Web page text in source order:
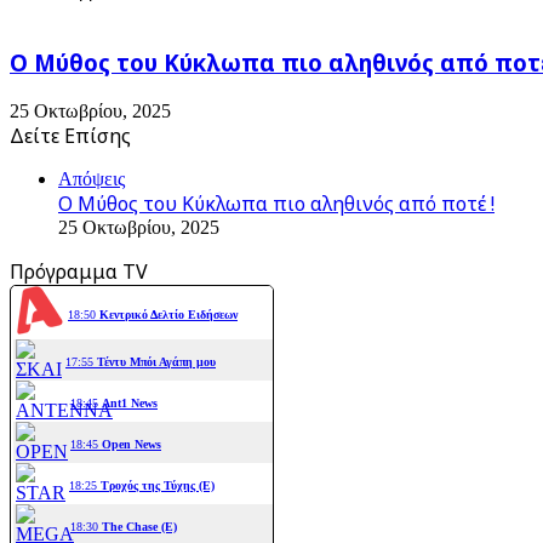
Ο Μύθος του Κύκλωπα πιο αληθινός από
25 Οκτωβρίου, 2025
Δείτε Επίσης
Απόψεις
Ο Μύθος του Κύκλωπα πιο αληθινός από ποτέ !
25 Οκτωβρίου, 2025
Πρόγραμμα TV